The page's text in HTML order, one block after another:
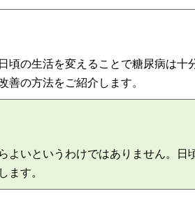
頃の生活を変えることで糖尿病は十
の方法をご紹介します。
よいというわけではありません。日
す。